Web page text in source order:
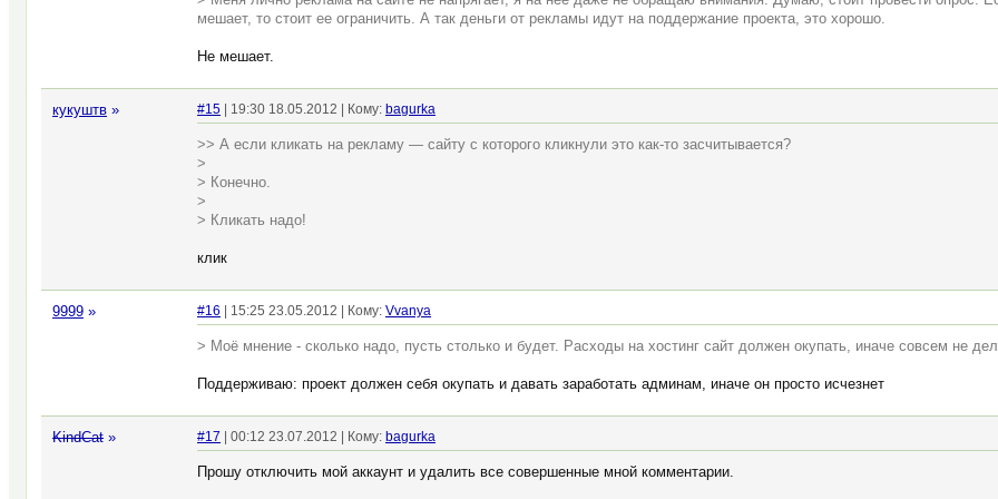
мешает, то стоит ее ограничить. А так деньги от рекламы идут на поддержание проекта, это хорошо.
Не мешает.
кукуштв » #15 | 19:30 18.05.2012 | Кому: bagurka
>> А если кликать на рекламу — сайту с которого кликнули это как-то засчитывается?
>
> Конечно.
>
> Кликать надо!
клик
9999 » #16 | 15:25 23.05.2012 | Кому: Vvanya
> Моё мнение - сколько надо, пусть столько и будет. Расходы на хостинг сайт должен окупать, иначе совсем не
Поддерживаю: проект должен себя окупать и давать заработать админам, иначе он просто исчезнет
KindCat » #17 | 00:12 23.07.2012 | Кому: bagurka
Прошу отключить мой аккаунт и удалить все совершенные мной комментарии.